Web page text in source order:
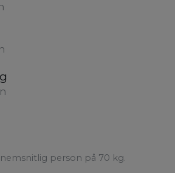
person på 70 kg.